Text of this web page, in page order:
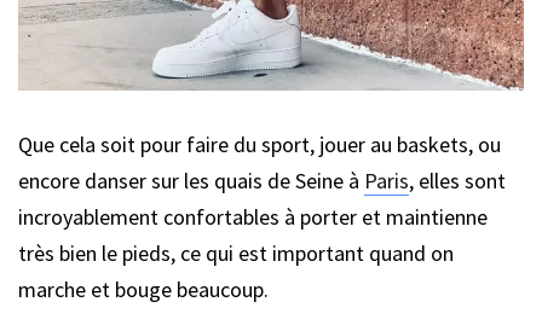
Que cela soit pour faire du sport, jouer au baskets, ou
encore danser sur les quais de Seine à Paris, elles sont
incroyablement confortables à porter et maintienne
très bien le pieds, ce qui est important quand on
marche et bouge beaucoup.